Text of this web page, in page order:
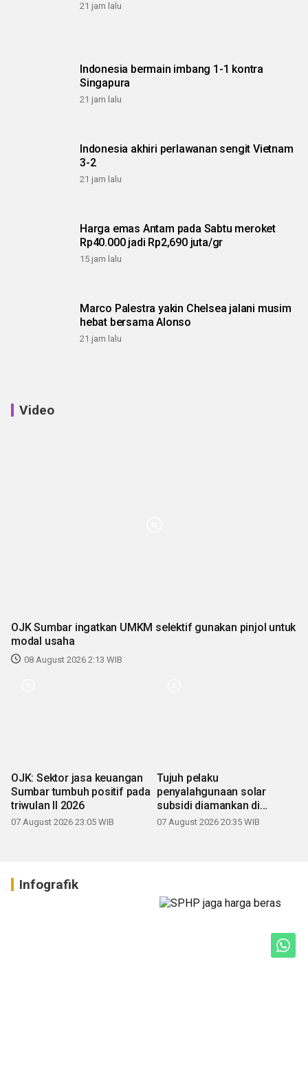
21 jam lalu
Indonesia bermain imbang 1-1 kontra
Singapura
21 jam lalu
Indonesia akhiri perlawanan sengit Vietnam
3-2
21 jam lalu
Harga emas Antam pada Sabtu meroket
Rp40.000 jadi Rp2,690 juta/gr
15 jam lalu
Marco Palestra yakin Chelsea jalani musim
hebat bersama Alonso
21 jam lalu
Video
OJK Sumbar ingatkan UMKM selektif gunakan pinjol untuk
modal usaha
08 August 2026 2:13 WIB
OJK: Sektor jasa keuangan
Sumbar tumbuh positif pada
triwulan II 2026
07 August 2026 23:05 WIB
Tujuh pelaku
penyalahgunaan solar
subsidi diamankan di
Sumbar
07 August 2026 20:35 WIB
Infografik